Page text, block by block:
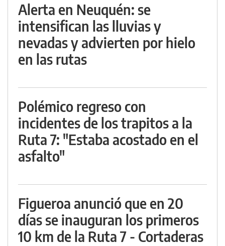
Alerta en Neuquén: se
intensifican las lluvias y
nevadas y advierten por hielo
en las rutas
Polémico regreso con
incidentes de los trapitos a la
Ruta 7: "Estaba acostado en el
asfalto"
Figueroa anunció que en 20
días se inauguran los primeros
10 km de la Ruta 7 - Cortaderas